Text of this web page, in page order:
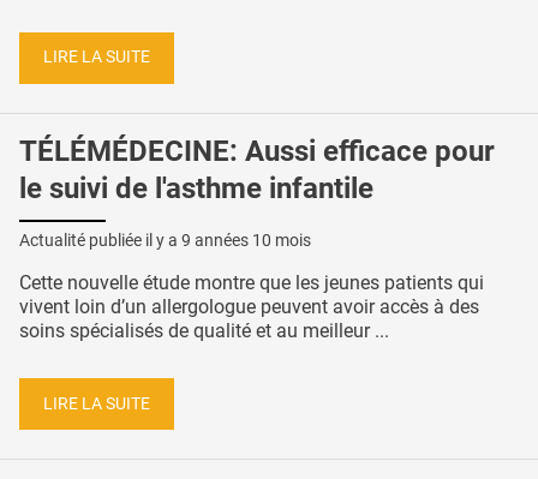
LIRE LA SUITE
TÉLÉMÉDECINE: Aussi efficace pour
le suivi de l'asthme infantile
Actualité publiée il y a 9 années 10 mois
Cette nouvelle étude montre que les jeunes patients qui
vivent loin d’un allergologue peuvent avoir accès à des
soins spécialisés de qualité et au meilleur ...
LIRE LA SUITE